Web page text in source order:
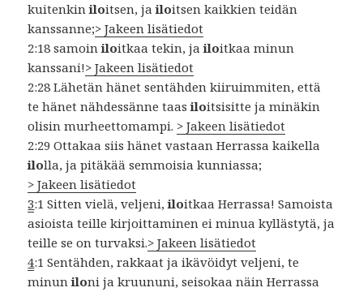
kuitenkiniloitsen, jailoitsen kaikkien teidän
kanssanne;> Jakeen lisätiedot
2:18 samoiniloitkaa tekin, jailoitkaa minun
kanssani!> Jakeen lisätiedot
2:28 Lähetän hänet sentähden kiiruimmiten, että
te hänet nähdessänne taasiloitsisitte ja minäkin
olisin murheettomampi. > Jakeen lisätiedot
2:29 Ottakaa siis hänet vastaan Herrassa kaikella
ilolla, ja pitäkää semmoisia kunniassa;
> Jakeen lisätiedot
3:1 Sitten vielä, veljeni,iloitkaa Herrassa! Samoista
asioista teille kirjoittaminen ei minua kyllästytä, ja
teille se on turvaksi.> Jakeen lisätiedot
4:1 Sentähden, rakkaat ja ikävöidyt veljeni, te
minuniloni ja kruununi, seisokaa näin Herrassa